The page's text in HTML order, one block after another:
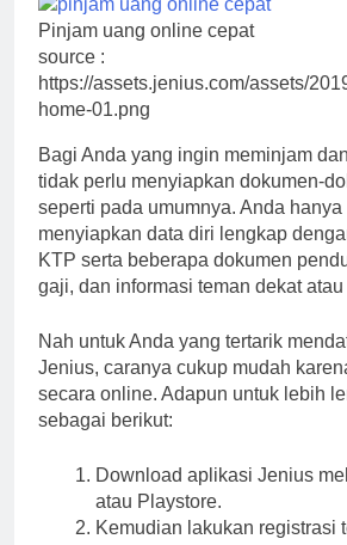
Pinjam uang online cepat
source :
https://assets.jenius.com/assets/
home-01.png
Bagi Anda yang ingin meminjam
tidak perlu menyiapkan dokumen-
seperti pada umumnya. Anda hanya
menyiapkan data diri lengkap
KTP serta beberapa dokumen
gaji, dan informasi teman dekat
Nah untuk Anda yang tertarik
Jenius, caranya cukup mudah
secara online. Adapun untuk lebih
sebagai berikut:
Download aplikasi Jenius
atau Playstore.
Kemudian lakukan registrasi